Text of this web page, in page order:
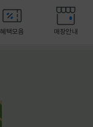
혜택모음 매장안내